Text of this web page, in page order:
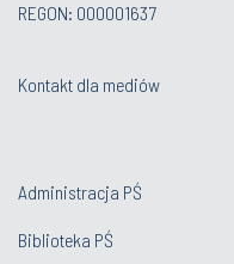
REGON: 000001637
Kontakt dla mediów
Administracja PŚ
Biblioteka PŚ